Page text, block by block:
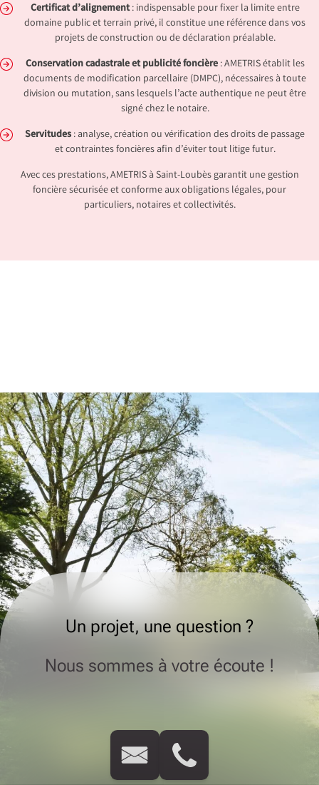
Certificat d’alignement: indispensable pour fixer la limite entre
domaine public et terrain privé, il constitue une référence dans vos
projets de construction ou de déclaration préalable.
Conservation cadastrale et publicité foncière: AMETRIS établit les
documents de modification parcellaire (DMPC), nécessaires à toute
division ou mutation, sans lesquels l’acte authentique ne peut être
signé chez le notaire.
Servitudes : analyse, création ou vérification des droits de passage
et contraintes foncières afin d’éviter tout litige futur.
Avec ces prestations, AMETRIS à Saint-Loubès garantit une gestion
foncière sécurisée et conforme aux obligations légales, pour
particuliers, notaires et collectivités.
Un projet, une question ?
Nous sommes à votre écoute !